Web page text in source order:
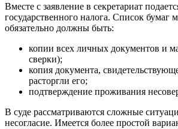
Вместе с заявление в секретариат
государственного налога. Список бумаг
обязательно должны быть:
копии всех личных документов и
сверки);
копия документа,
расторгли его;
подтверждение проживания
В суде рассматриваются сложные
несогласие. Имеется более простой